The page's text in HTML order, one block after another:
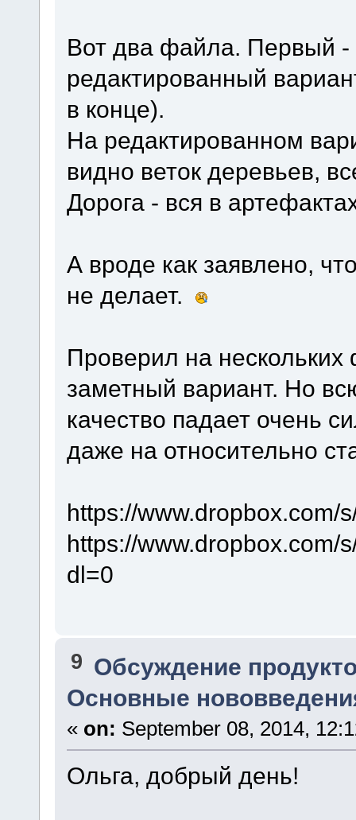
Вот два файла. Первый -
редактированный
в конце).
На редактированном
видно веток деревьев,
Дорога - вся в
А вроде как заявлено,
не делает.
Проверил на
заметный вариант. Но
качество падает очень
даже на относительно
https://www.dropbox.com/
https://www.dropbox.com/
dl=0
9 Обсуждение
Основные
« on: September 08, 2014,
Ольга, добрый день!